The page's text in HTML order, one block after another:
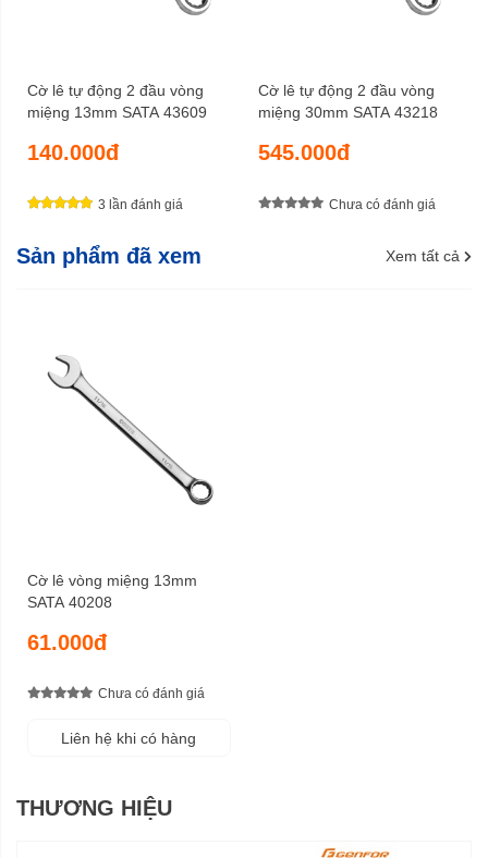
Cờ lê tự động 2 đầu vòng
miệng 13mm SATA 43609
140.000đ
3 lần đánh giá
Cờ lê tự động 2 đầu vòng
miệng 30mm SATA 43218
545.000đ
Chưa có đánh giá
Sản phẩm đã xem Xem tất cả
Cờ lê vòng miệng 13mm
SATA 40208
61.000đ
Chưa có đánh giá
Liên hệ khi có hàng
THƯƠNG HIỆU